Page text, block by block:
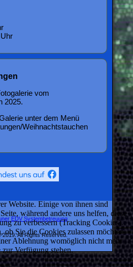
vom
2025.
unter dem Menü
Weihnachtstauchen
EDV Systembetreuung
All Rights Reserved.
Website. Einige von ihnen sind
während andere uns helfen, diese
zu verbessern (Tracking Cookies).
ob Sie die Cookies zulassen möchten.
Ablehnung womöglich nicht mehr
Verfügung stehen.